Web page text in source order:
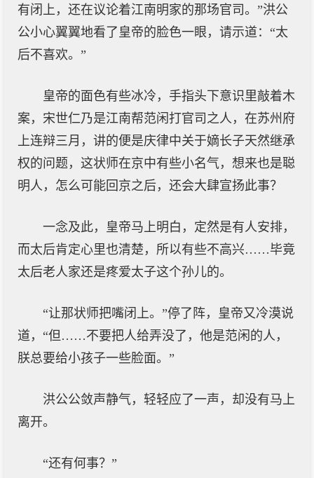
有闭上，还在议论着江南明家的那场官司。”洪公
公小心翼翼地看了皇帝的脸色一眼，请示道：“太
后不喜欢。”
皇帝的面色有些冰冷，手指头下意识里敲着木
案，宋世仁乃是江南帮范闲打官司之人，在苏州府
上连辩三月，讲的便是庆律中关于嫡长子天然继承
权的问题，这状师在京中有些小名气，想来也是聪
明人，怎么可能回京之后，还会大肆宣扬此事？
一念及此，皇帝马上明白，定然是有人安排，
而太后肯定心里也清楚，所以有些不高兴……毕竟
太后老人家还是疼爱太子这个孙儿的。
“让那状师把嘴闭上。”停了阵，皇帝又冷漠说
道，“但……不要把人给弄没了，他是范闲的人，
朕总要给小孩子一些脸面。”
洪公公敛声静气，轻轻应了一声，却没有马上
离开。
“还有何事？”